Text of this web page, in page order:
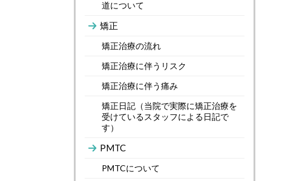
道について
矯正
矯正治療の流れ
矯正治療に伴うリスク
矯正治療に伴う痛み
矯正日記（当院で実際に矯正治療を
受けているスタッフによる日記で
す）
PMTC
PMTCについて